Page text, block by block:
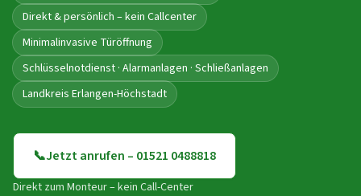
Direkt & persönlich – kein Callcenter
Minimalinvasive Türöffnung
Schlüsselnotdienst · Alarmanlagen · Schließanlagen
Landkreis Erlangen-Höchstadt
📞Jetzt anrufen – 01521 0488818
Direkt zum Monteur – kein Call-Center